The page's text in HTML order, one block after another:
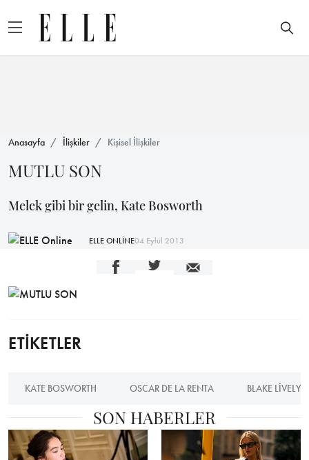
Anasayfa İlişkiler Kişisel İlişkiler
MUTLU SON
Melek gibi bir gelin, Kate Bosworth
ELLE ONLİNE04 Eylül 2013
ETİKETLER
KATE BOSWORTH OSCAR DE LA RENTA BLAKE LIVELY
SON HABERLER